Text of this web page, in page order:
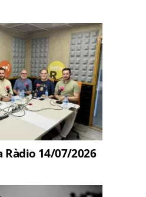
Ràdio 14/07/2026